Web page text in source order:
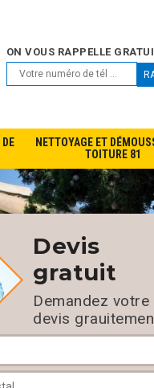
ON VOUS RAPPELLE
NETTOYAGE ET
TOITURE 81
Devis
gratuit
Demandez votre
devis